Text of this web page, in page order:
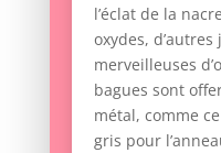
l’éclat de la
oxydes,
merveilleuses
bagues sont
métal, comme
gris pour